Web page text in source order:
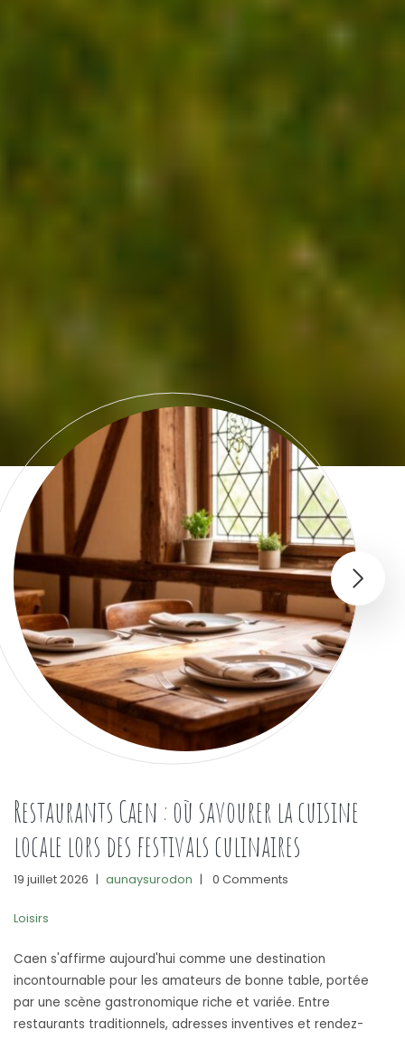
Restaurants Caen : où savourer la cuisine
locale lors des festivals culinaires
19 juillet 2026 | aunaysurodon | 0 Comments
Loisirs
Caen s'affirme aujourd'hui comme une destination
incontournable pour les amateurs de bonne table, portée
par une scène gastronomique riche et variée. Entre
restaurants traditionnels, adresses inventives et rendez-